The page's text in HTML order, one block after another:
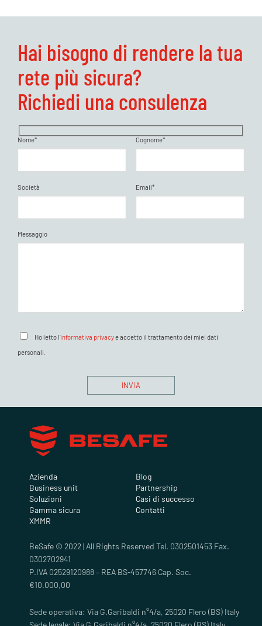
Hai bisogno di rendere la tua
rete più sicura?
Richiedi una consulenza
Nome* Cognome*
Società Email*
Messaggio
Ho letto l'informativa privacye accetto il trattamento dei miei dati
personali.
Azienda
Business unit
Soluzioni
Gamma sicura
XMMR
Blog
Partnership
Casi di successo
Contatti
BeSafe © 2022 | All Rights Reserved Tel. 0302501453 Fax.
0302702941
P.IVA 02529120988 – REA BS-457746 Cap. Soc.
€10.000,00
Sede operativa: Via G.Garibaldi n°4/a, 25020 Flero (BS) Italy